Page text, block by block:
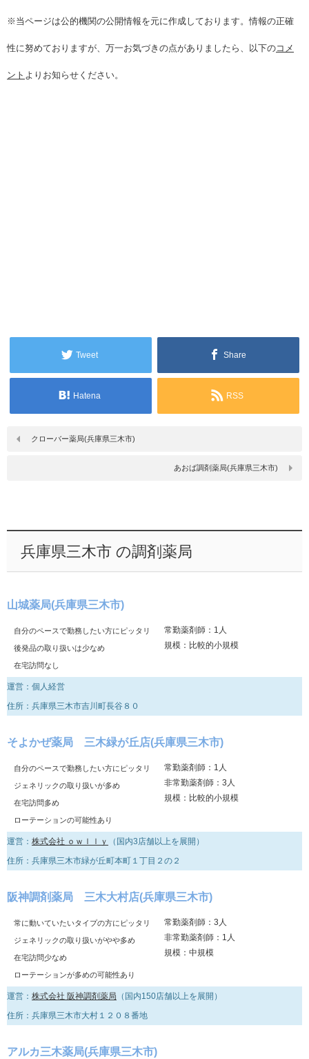
※当ページは公的機関の公開情報を元に作成しております。情報の正確
性に努めておりますが、万一お気づきの点がありましたら、以下のコメ
ント よりお知らせください。
Tweet Share
Hatena RSS
クローバー薬局(兵庫県三木市)
あおば調剤薬局(兵庫県三木市)
兵庫県三木市 の調剤薬局
山城薬局(兵庫県三木市)
自分のペースで勤務したい方にピッタリ
後発品の取り扱いは少なめ
在宅訪問なし
常勤薬剤師：1人
規模：比較的小規模
運営：個人経営
住所：兵庫県三木市吉川町長谷８０
そよかぜ薬局 三木緑が丘店(兵庫県三木市)
自分のペースで勤務したい方にピッタリ
ジェネリックの取り扱いが多め
在宅訪問多め
ローテーションの可能性あり
常勤薬剤師：1人
非常勤薬剤師：3人
規模：比較的小規模
運営： 株式会社 ｏｗｌｌｙ
（国内3店舗以上を展開）
住所：兵庫県三木市緑が丘町本町１丁目２の２
阪神調剤薬局 三木大村店(兵庫県三木市)
常に動いていたいタイプの方にピッタリ
ジェネリックの取り扱いがやや多め
在宅訪問少なめ
ローテーションが多めの可能性あり
常勤薬剤師：3人
非常勤薬剤師：1人
規模：中規模
運営： 株式会社 阪神調剤薬局 （国内150店舗以上を展開）
住所：兵庫県三木市大村１２０８番地
アルカ三木薬局(兵庫県三木市)